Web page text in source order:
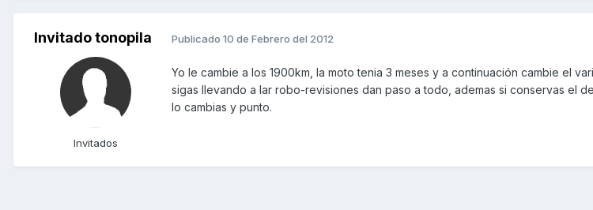
Invitado tonopila
Invitados
Publicado 10 de Febrero del 2012
Yo le cambie a los 1900km, la moto tenia 3 meses y a continuación cambie el
sigas llevando a lar robo-revisiones dan paso a todo, ademas si conservas el
lo cambias y punto.